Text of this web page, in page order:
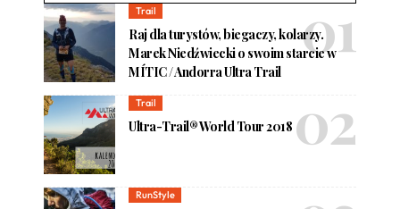
Trail
Raj dla turystów, biegaczy, kolarzy.
Marek Niedźwiecki o swoim starcie w
MÍTIC / Andorra Ultra Trail
Trail
Ultra-Trail® World Tour 2018
RunStyle